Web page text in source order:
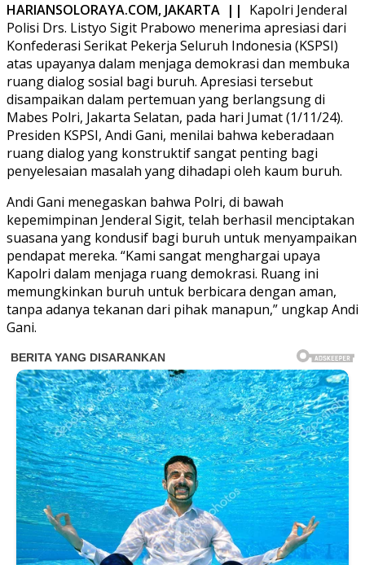
HARIANSOLORAYA.COM, JAKARTA || Kapolri Jenderal
Polisi Drs. Listyo Sigit Prabowo menerima apresiasi dari
Konfederasi Serikat Pekerja Seluruh Indonesia (KSPSI)
atas upayanya dalam menjaga demokrasi dan membuka
ruang dialog sosial bagi buruh. Apresiasi tersebut
disampaikan dalam pertemuan yang berlangsung di
Mabes Polri, Jakarta Selatan, pada hari Jumat (1/11/24).
Presiden KSPSI, Andi Gani, menilai bahwa keberadaan
ruang dialog yang konstruktif sangat penting bagi
penyelesaian masalah yang dihadapi oleh kaum buruh.
Andi Gani menegaskan bahwa Polri, di bawah
kepemimpinan Jenderal Sigit, telah berhasil menciptakan
suasana yang kondusif bagi buruh untuk menyampaikan
pendapat mereka. “Kami sangat menghargai upaya
Kapolri dalam menjaga ruang demokrasi. Ruang ini
memungkinkan buruh untuk berbicara dengan aman,
tanpa adanya tekanan dari pihak manapun,” ungkap Andi
Gani.